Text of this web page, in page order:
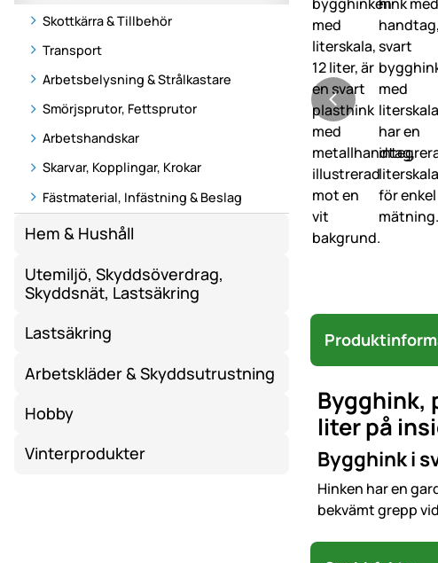
Skottkärra & Tillbehör
Transport
Arbetsbelysning & Strålkastare
Smörjsprutor, Fettsprutor
Arbetshandskar
Skarvar, Kopplingar, Krokar
Fästmaterial, Infästning & Beslag
Hem & Hushåll
Utemiljö, Skyddsöverdrag,
Skyddsnät, Lastsäkring
Lastsäkring
Arbetskläder & Skyddsutrustning
Hobby
Vinterprodukter
Bygghink,
liter på
Bygghink i
Hinken har en
bekvämt grepp